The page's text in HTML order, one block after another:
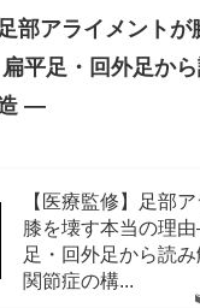
部アライメントが
平足・回外足か
―
【医療監修】足部
膝を壊す本当の理
足・回外足から読
関節症の構...